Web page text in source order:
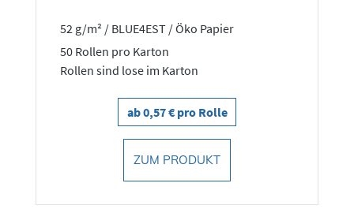
52 g/m² / BLUE4EST / Öko Papier
50 Rollen pro Karton
Rollen sind lose im Karton
ab 0,57 € pro Rolle
ZUM PRODUKT